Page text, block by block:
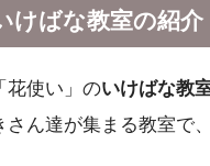
けばな教室の紹介
花使い」のいけばな教
さん達が集まる教室で